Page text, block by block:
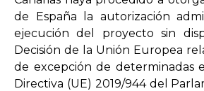
de España la autorización
ejecución del proyecto sin
Decisión de la Unión Europea
de excepción de determinadas
Directiva (UE) 2019/944 del